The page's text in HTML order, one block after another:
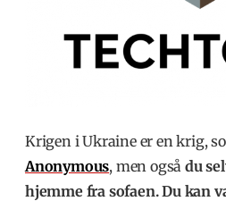
Krigen i Ukraine er en krig,
Anonymous, men ogsådu
hjemme fra sofaen. Du kan